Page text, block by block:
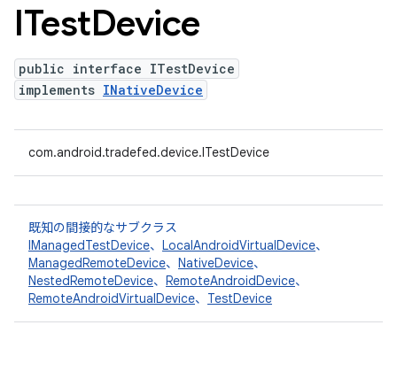
ITestDevice
public interface ITestDevice
implements INativeDevice
com.android.tradefed.device.ITestDevice
既知の間接的なサブクラス
IManagedTestDevice、 LocalAndroidVirtualDevice、
ManagedRemoteDevice、 NativeDevice、
NestedRemoteDevice、 RemoteAndroidDevice、
RemoteAndroidVirtualDevice、 TestDevice